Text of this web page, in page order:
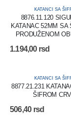
KATANCI SA
8876.11.120
KATANAC 52MM SA
PRODUŽENOM
1.194,00 rsd
KATANCI SA
8877.21.231
ŠIFROM
506,40 rsd